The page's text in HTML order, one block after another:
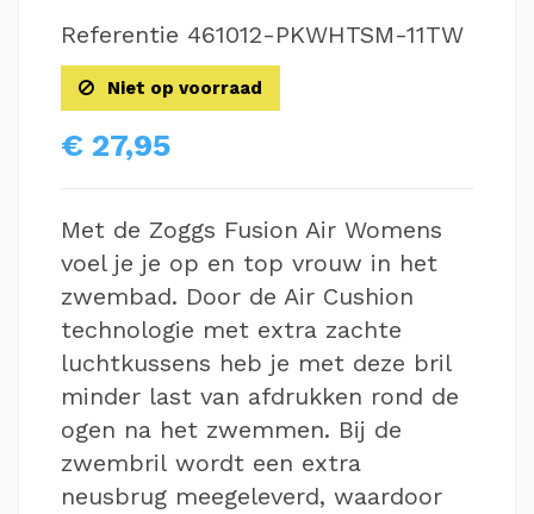
Referentie 461012-PKWHTSM-11TW
Niet op voorraad
€ 27,95
Met de Zoggs Fusion Air Womens
voel je je op en top vrouw in het
zwembad. Door de Air Cushion
technologie met extra zachte
luchtkussens heb je met deze bril
minder last van afdrukken rond de
ogen na het zwemmen. Bij de
zwembril wordt een extra
neusbrug meegeleverd, waardoor